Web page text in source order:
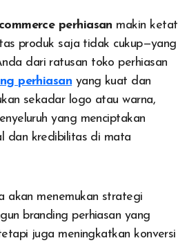
perhiasan makin ketat
produk saja tidak cukup—yang
dari ratusan toko perhiasan
perhiasan yang kuat dan
sekadar logo atau warna,
yang menciptakan
dan kredibilitas di mata
akan menemukan strategi
branding perhiasan yang
juga meningkatkan konversi